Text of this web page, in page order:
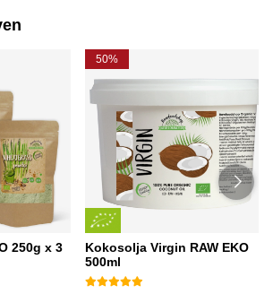
250g x 3
50%
Kokosolja Virgin RAW EKO
500ml